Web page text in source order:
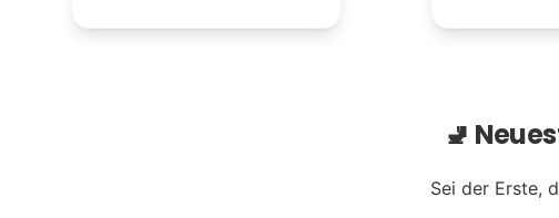
🚽
Sei der Erste,